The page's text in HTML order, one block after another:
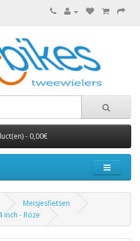
- 0,00€
Meisjesfietsen
inch - Roze